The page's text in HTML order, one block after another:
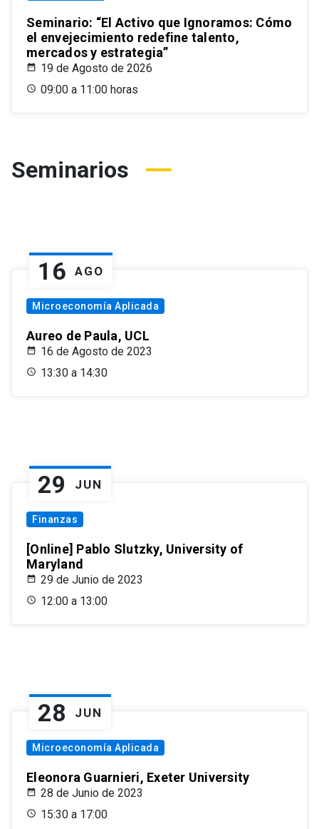
Seminario: “El Activo que Ignoramos: Cómo
el envejecimiento redefine talento,
mercados y estrategia”
19 de Agosto de 2026
09:00 a 11:00 horas
Seminarios
16 AGO
Microeconomía Aplicada
Aureo de Paula, UCL
16 de Agosto de 2023
13:30 a 14:30
29 JUN
Finanzas
[Online] Pablo Slutzky, University of
Maryland
29 de Junio de 2023
12:00 a 13:00
28 JUN
Microeconomía Aplicada
Eleonora Guarnieri, Exeter University
28 de Junio de 2023
15:30 a 17:00